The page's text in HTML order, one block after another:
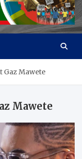
Gaz Mawete
Mawete